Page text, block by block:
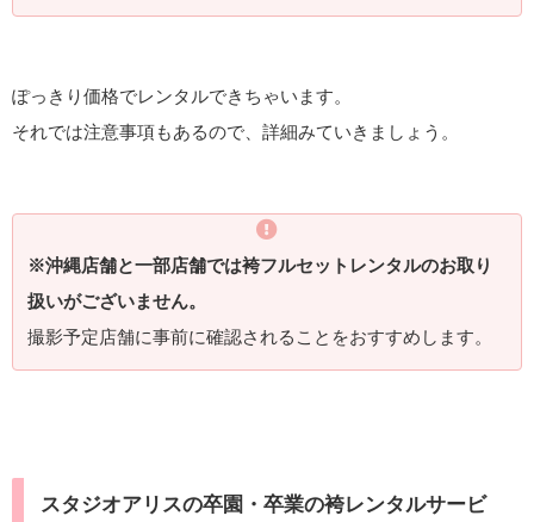
ぽっきり価格でレンタルできちゃいます。
それでは注意事項もあるので、詳細みていきましょう。
※沖縄店舗と一部店舗では袴フルセットレンタルのお取り
扱いがございません。
撮影予定店舗に事前に確認されることをおすすめします。
スタジオアリスの卒園・卒業の袴レンタルサービ